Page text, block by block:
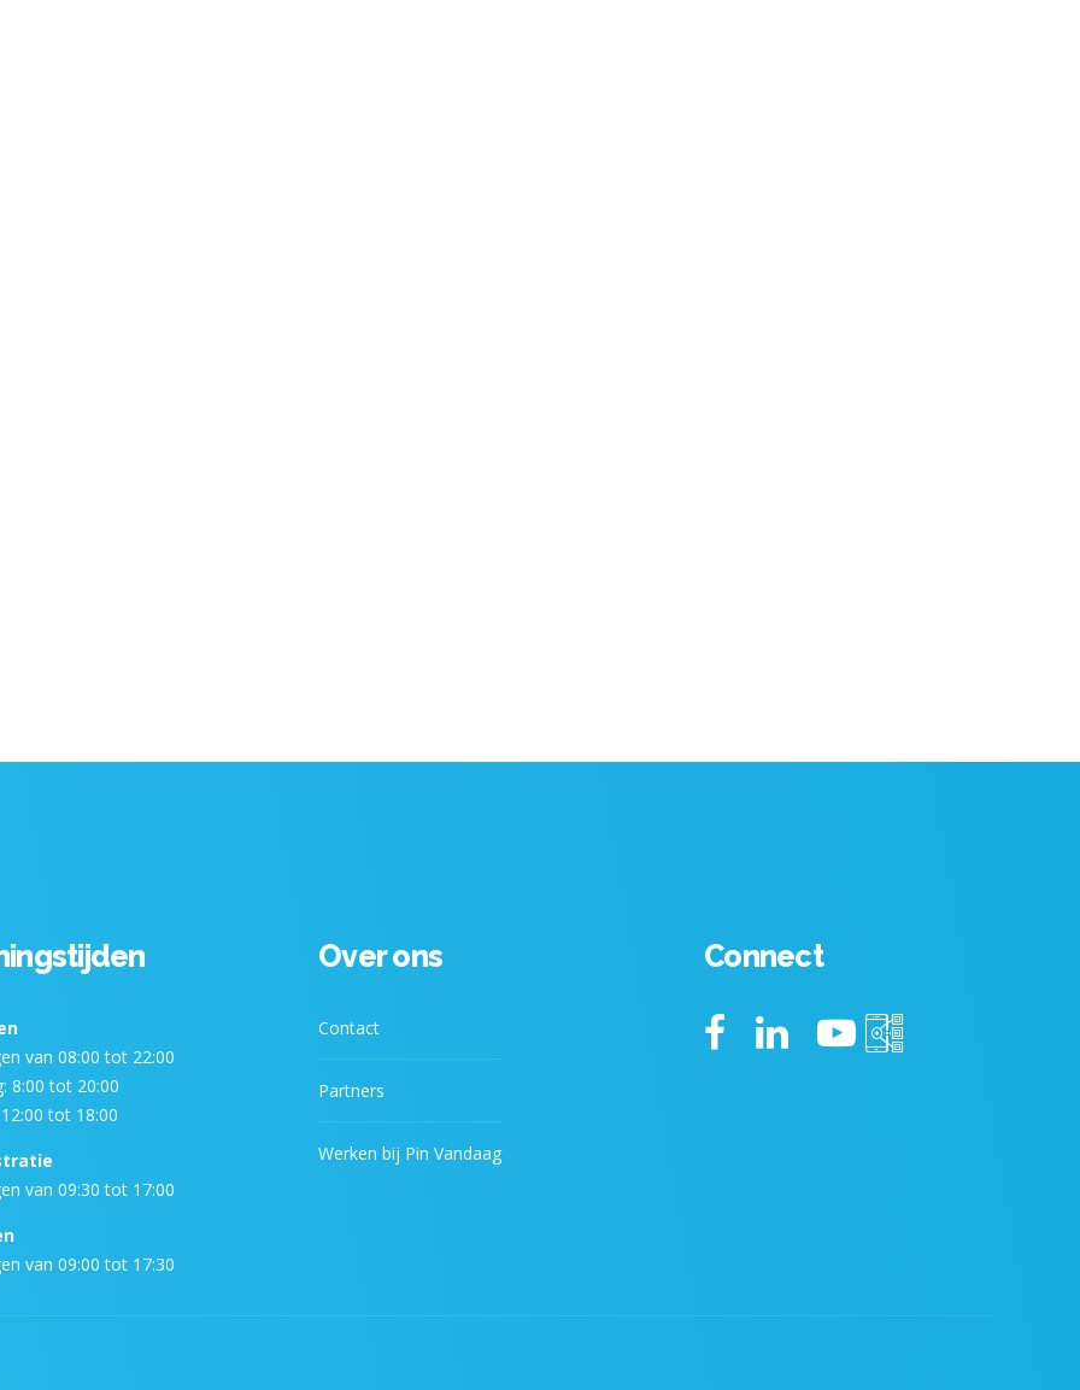
van 08:00 tot 22:00
8:00 tot 20:00
tot 18:00
van 09:30 tot 17:00
van 09:00 tot 17:30
Over ons
Contact
Partners
Werken bij Pin Vandaag
Connect